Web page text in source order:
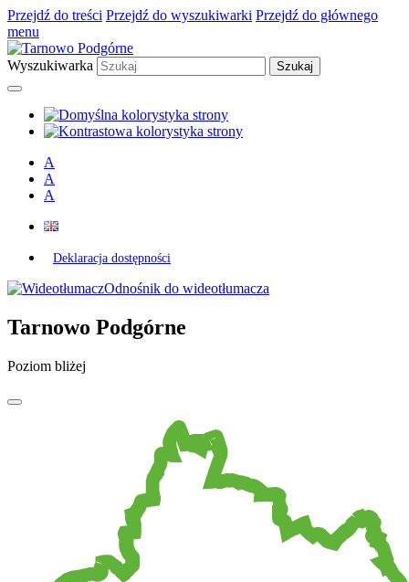
Przejdź do treści Przejdź do wyszukiwarki Przejdź do głównego
menu
Wyszukiwarka
A
A
A
Deklaracja dostępności
Odnośnik do wideotłumacza
Tarnowo Podgórne
Poziom bliżej